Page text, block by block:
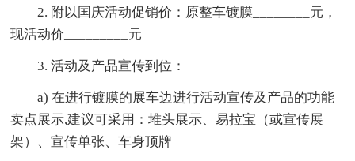
2. 附以国庆活动促销价：原整车镀膜________元，
现活动价_________元
3. 活动及产品宣传到位：
a) 在进行镀膜的展车边进行活动宣传及产品的功能
卖点展示,建议可采用：堆头展示、易拉宝（或宣传展
架）、宣传单张、车身顶牌